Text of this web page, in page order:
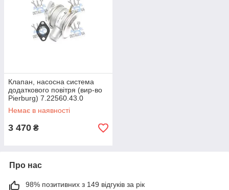
Клапан, насосна система
додаткового повітря (вир-во
Pierburg) 7.22560.43.0
Немає в наявності
3 470 ₴
Про нас
98% позитивних з 149 відгуків за рік